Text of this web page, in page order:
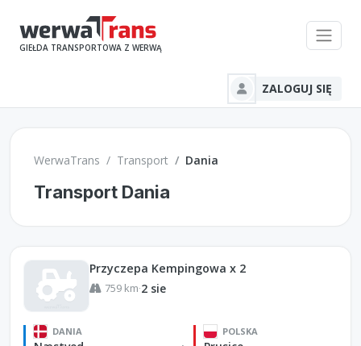
GIEŁDA TRANSPORTOWA Z WERWĄ
ZALOGUJ SIĘ
WerwaTrans Transport Dania
Transport Dania
Przyczepa Kempingowa x 2
759 km·2 sie
DANIA POLSKA